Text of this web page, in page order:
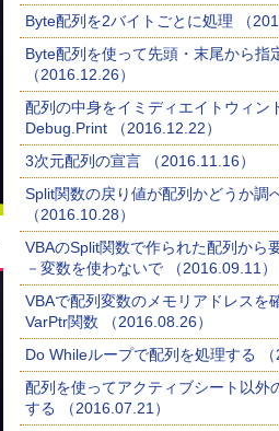
Byte配列を2バイトごとに処理 （
Byte配列を使って先頭・末尾から指
（2016.12.26）
配列の中身をイミディエイトウィン
Debug.Print （2016.12.22）
3次元配列の宣言 （2016.11.16）
Split関数の戻り値が配列かどうか調
（2016.10.28）
VBAのSplit関数で作られた配列から
－変数を使わないで （2016.09.11）
VBAで配列変数のメモリアドレスを
VarPtr関数 （2016.08.26）
Do Whileループで配列を処理する （
配列を使ってアクティブシート以外
する （2016.07.21）